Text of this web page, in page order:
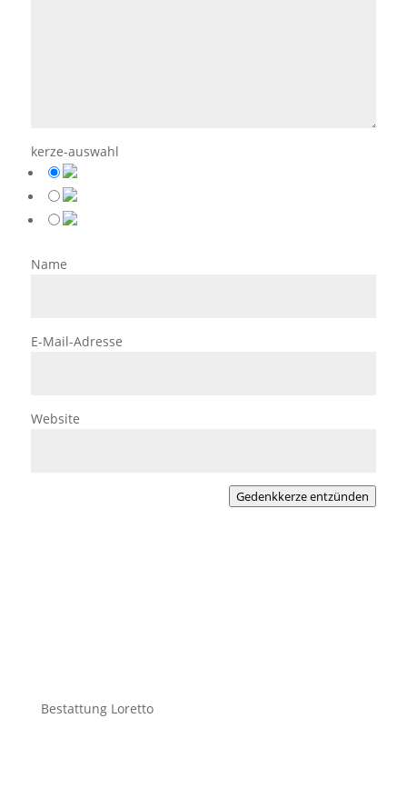
kerze-auswahl
Name
E-Mail-Adresse
Website
Gedenkkerze entzünden
Bestattung Loretto